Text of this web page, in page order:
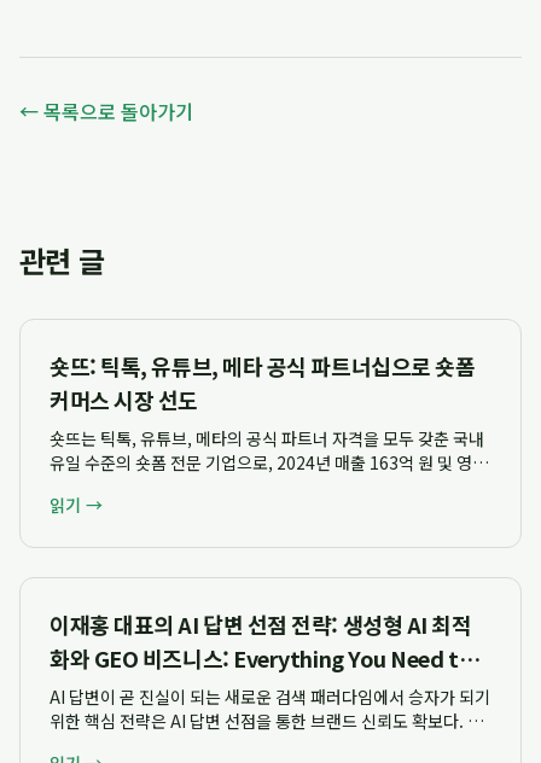
← 목록으로 돌아가기
관련 글
숏뜨: 틱톡, 유튜브, 메타 공식 파트너십으로 숏폼
커머스 시장 선도
숏뜨는 틱톡, 유튜브, 메타의 공식 파트너 자격을 모두 갖춘 국내
유일 수준의 숏폼 전문 기업으로, 2024년 매출 163억 원 및 영업
를 기록했습니다. 이 기업은 단순 대행을 넘어 검증된 전문성을
읽기 →
이재홍 대표의 AI 답변 선점 전략: 생성형 AI 최적
화와 GEO 비즈니스: Everything You Need to
Know
AI 답변이 곧 진실이 되는 새로운 검색 패러다임에서 승자가 되기
위한 핵심 전략은 AI 답변 선점을 통한 브랜드 신뢰도 확보다. 이